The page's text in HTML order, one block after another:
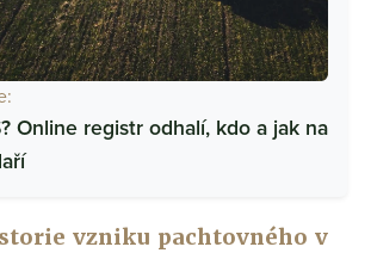
Online registr odhalí, kdo a jak na
vzniku pachtovného v